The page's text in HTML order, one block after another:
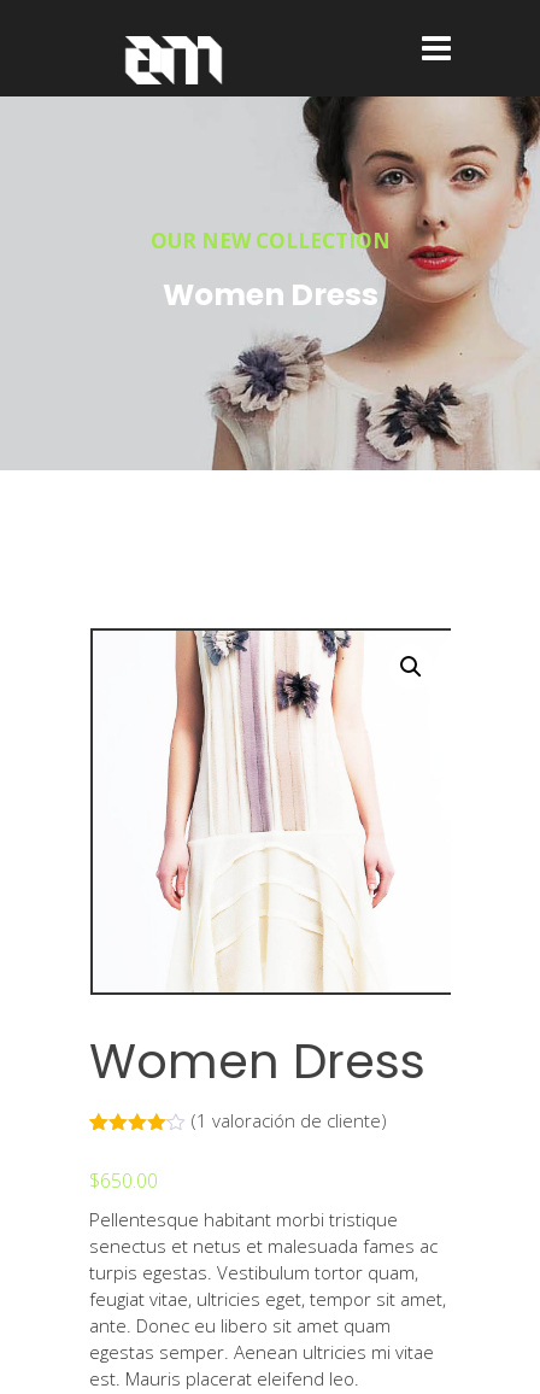
OUR NEW COLLECTION
Women Dress
Women Dress
de 5 en
valoración
cliente
(1 valoración de cliente)
$650.00
Pellentesque habitant morbi tristique
senectus et netus et malesuada fames ac
turpis egestas. Vestibulum tortor quam,
feugiat vitae, ultricies eget, tempor sit amet,
ante. Donec eu libero sit amet quam
egestas semper. Aenean ultricies mi vitae
est. Mauris placerat eleifend leo.